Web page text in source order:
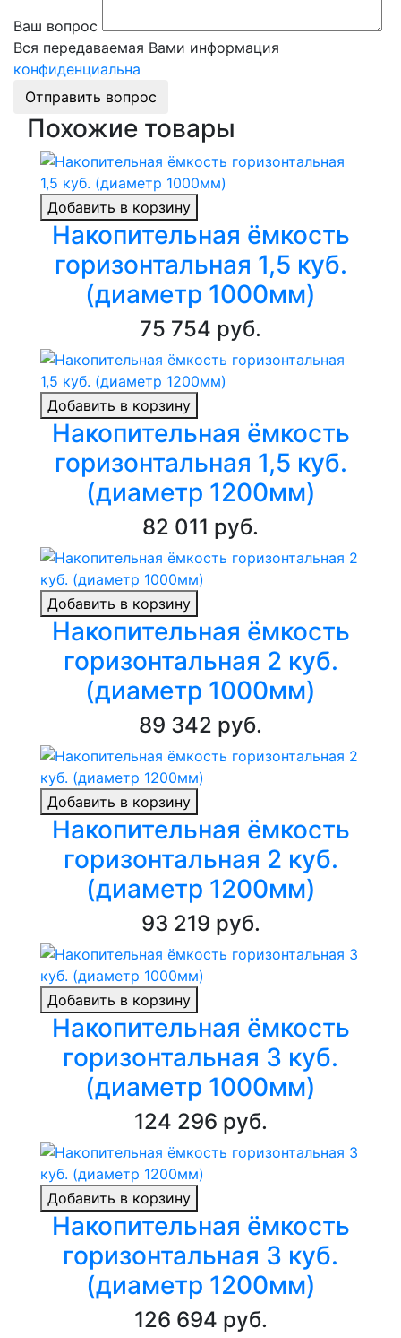
Ваш вопрос
Вся передаваемая Вами информация
конфиденциальна
Отправить вопрос
Похожие товары
Добавить в корзину
Накопительная ёмкость
горизонтальная 1,5 куб.
(диаметр 1000мм)
75 754 руб.
Добавить в корзину
Накопительная ёмкость
горизонтальная 1,5 куб.
(диаметр 1200мм)
82 011 руб.
Добавить в корзину
Накопительная ёмкость
горизонтальная 2 куб.
(диаметр 1000мм)
89 342 руб.
Добавить в корзину
Накопительная ёмкость
горизонтальная 2 куб.
(диаметр 1200мм)
93 219 руб.
Добавить в корзину
Накопительная ёмкость
горизонтальная 3 куб.
(диаметр 1000мм)
124 296 руб.
Добавить в корзину
Накопительная ёмкость
горизонтальная 3 куб.
(диаметр 1200мм)
126 694 руб.